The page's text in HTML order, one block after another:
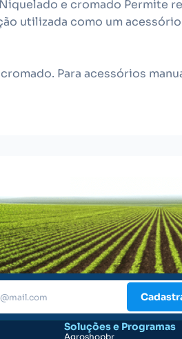
e cromado Permite
utilizada como um
Para acessórios
Soluções e Programas
Agroshopbr